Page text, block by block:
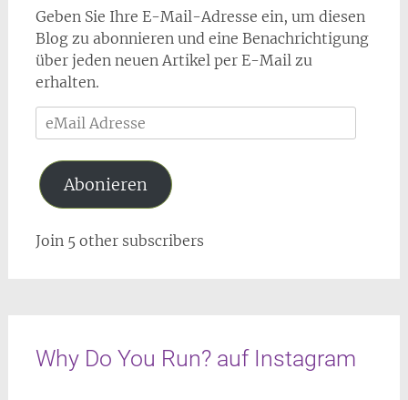
Geben Sie Ihre E-Mail-Adresse ein, um diesen
Blog zu abonnieren und eine Benachrichtigung
über jeden neuen Artikel per E-Mail zu
erhalten.
eMail
Adresse
Abonieren
Join 5 other subscribers
Why Do You Run? auf Instagram